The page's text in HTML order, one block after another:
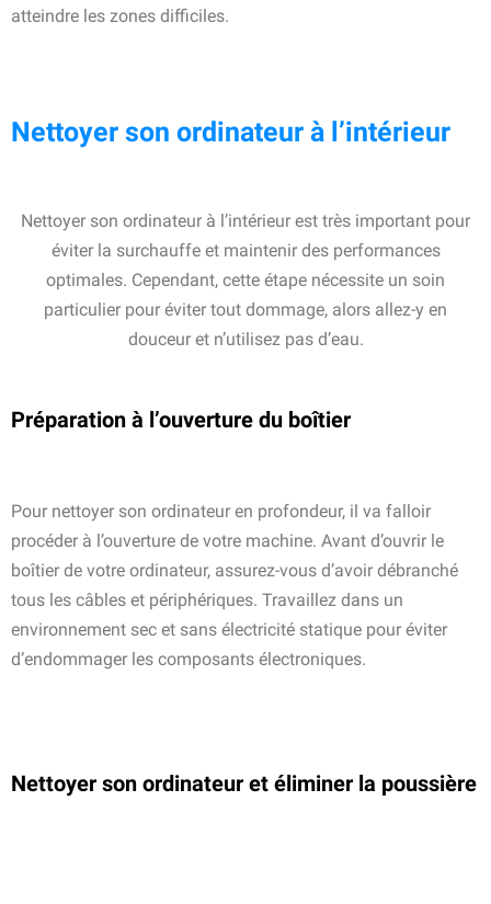
atteindre les zones difficiles.
Nettoyer son ordinateur à l’intérieur
Nettoyer son ordinateur à l’intérieur est très important pour
éviter la surchauffe et maintenir des performances
optimales. Cependant, cette étape nécessite un soin
particulier pour éviter tout dommage, alors allez-y en
douceur et n’utilisez pas d’eau.
Préparation à l’ouverture du boîtier
Pour nettoyer son ordinateur en profondeur, il va falloir
procéder à l’ouverture de votre machine. Avant d’ouvrir le
boîtier de votre ordinateur, assurez-vous d’avoir débranché
tous les câbles et périphériques. Travaillez dans un
environnement sec et sans électricité statique pour éviter
d’endommager les composants électroniques.
Nettoyer son ordinateur et éliminer la poussière